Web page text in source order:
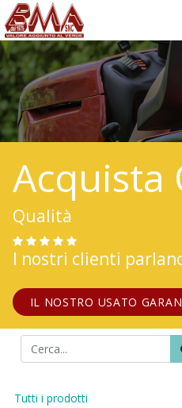
Acquista
Qualità
I nostri clienti
IL NOSTRO USATO
Tutti i prodotti